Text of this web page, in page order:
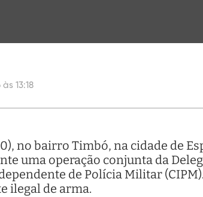
13:18
no bairro Timbó, na cidade de
uma operação conjunta da
de Polícia Militar
ilegal de arma.